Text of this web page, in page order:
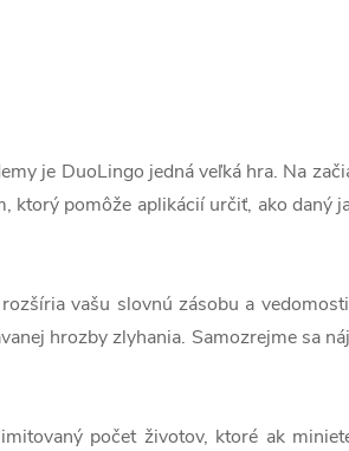
je DuoLingo jedná veľká hra. Na
ktorý pomôže aplikácií určiť, ako daný
vašu slovnú zásobu a
hrozby zlyhania. Samozrejme sa
počet životov, ktoré ak